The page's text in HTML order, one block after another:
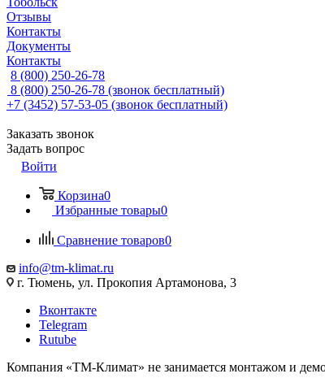
Отзывы
Контакты
Документы
Контакты
8 (800) 250-26-78
8 (800) 250-26-78 (звонок бесплатный)
+7 (3452) 57-53-05 (звонок бесплатный)
Заказать звонок
Задать вопрос
Войти
Корзина0
Избранные товары0
Сравнение товаров0
info@tm-klimat.ru
г. Тюмень, ул. Прокопия Артамонова, 3
Вконтакте
Telegram
Rutube
Компания «ТМ-Климат» не занимается монтажом и